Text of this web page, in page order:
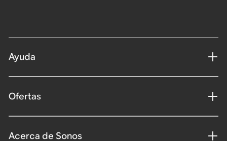
Ayuda
Ofertas
Acerca de Sonos